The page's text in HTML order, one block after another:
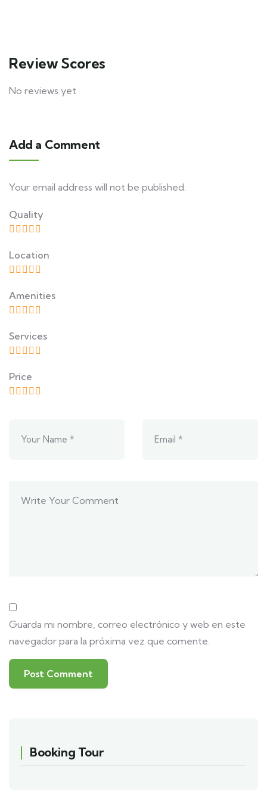
Review Scores
No reviews yet
Add a Comment
Your email address will not be published.
Guarda mi nombre, correo electrónico y web en este
navegador para la próxima vez que comente.
Quality
Location
Amenities
Services
Price
Booking Tour